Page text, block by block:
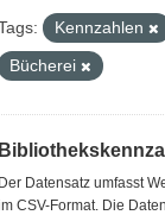
Kennzahlen
Bücherei
Der Datensatz umfasst
CSV-Format. Die